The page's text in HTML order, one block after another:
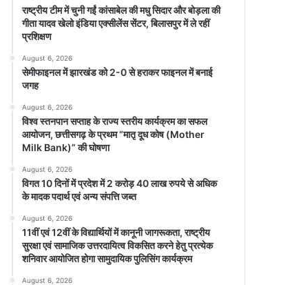
राष्ट्रीय टीम में चुनी गईं कांसाबेल की मधु सिदार और बोड़ला की
गीता यादव खेलो इंडिया एक्सीलेंस सेंटर, बिलासपुर में ले रहीं
प्रशिक्षण
August 6, 2026
सेमीफाइनल में झारखंड को 2-0 से हराकर फाइनल में बनाई
जगह
August 6, 2026
विश्व स्तनपान सप्ताह के राज्य स्तरीय कार्यक्रम का सफल
आयोजन, छत्तीसगढ़ के प्रथम “मातृ दूध कोष (Mother
Milk Bank)” की घोषणा
August 6, 2026
विगत 10 दिनों में प्रदेश में 2 करोड़ 40 लाख रुपये से अधिक
के मादक पदार्थ एवं अन्य संपत्ति जब्त
August 6, 2026
11वीं एवं 12वीं के विद्यार्थियों में कानूनी जागरूकता, राष्ट्रीय
सुरक्षा एवं सामाजिक उत्तरदायित्व विकसित करने हेतु प्रत्येक
शनिवार आयोजित होगा सामुदायिक पुलिसिंग कार्यक्रम
August 6, 2026